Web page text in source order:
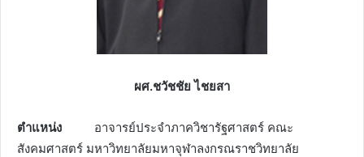
ผศ.ชวัชชัย ไชยสา
ตำแหน่ง อาจารย์ประจำภาควิชารัฐศาสตร์ คณะ
สังคมศาสตร์ มหาวิทยาลัยมหาจุฬาลงกรณราชวิทยาลัย